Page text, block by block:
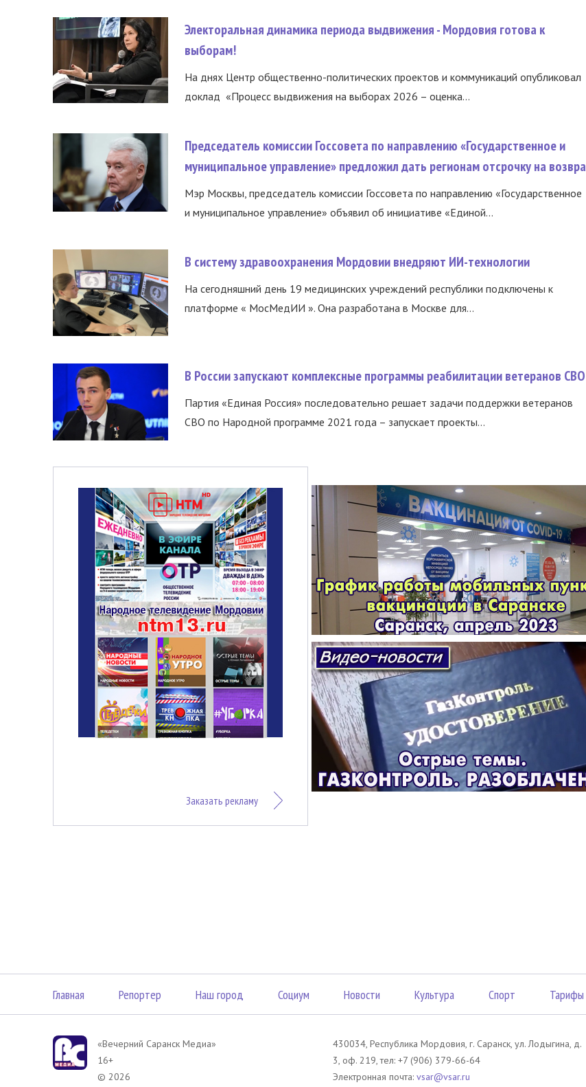
Электоральная динамика периода выдвижения - Мордовия готова к
выборам!
На днях Центр общественно-политических проектов и коммуникаций опубликовал
доклад «Процесс выдвижения на выборах 2026 – оценка...
Председатель комиссии Госсовета по направлению «Государственное и
муниципальное управление» предложил дать регионам отсрочку на возвра
Мэр Москвы, председатель комиссии Госсовета по направлению «Государственное
и муниципальное управление» объявил об инициативе «Единой...
В систему здравоохранения Мордовии внедряют ИИ-технологии
На сегодняшний день 19 медицинских учреждений республики подключены к
платформе « МосМедИИ ». Она разработана в Москве для...
В России запускают комплексные программы реабилитации ветеранов СВО
Партия «Единая Россия» последовательно решает задачи поддержки ветеранов
СВО по Народной программе 2021 года – запускает проекты...
Заказать рекламу
Главная Репортер Наш город Социум Новости Культура Спорт Тарифы
«Вечерний Саранск Mедиа»
16+
© 2026
430034, Республика Мордовия, г. Саранск, ул. Лодыгина, д.
3, оф. 219, тел: +7 (906) 379-66-64
Электронная почта: vsar@vsar.ru